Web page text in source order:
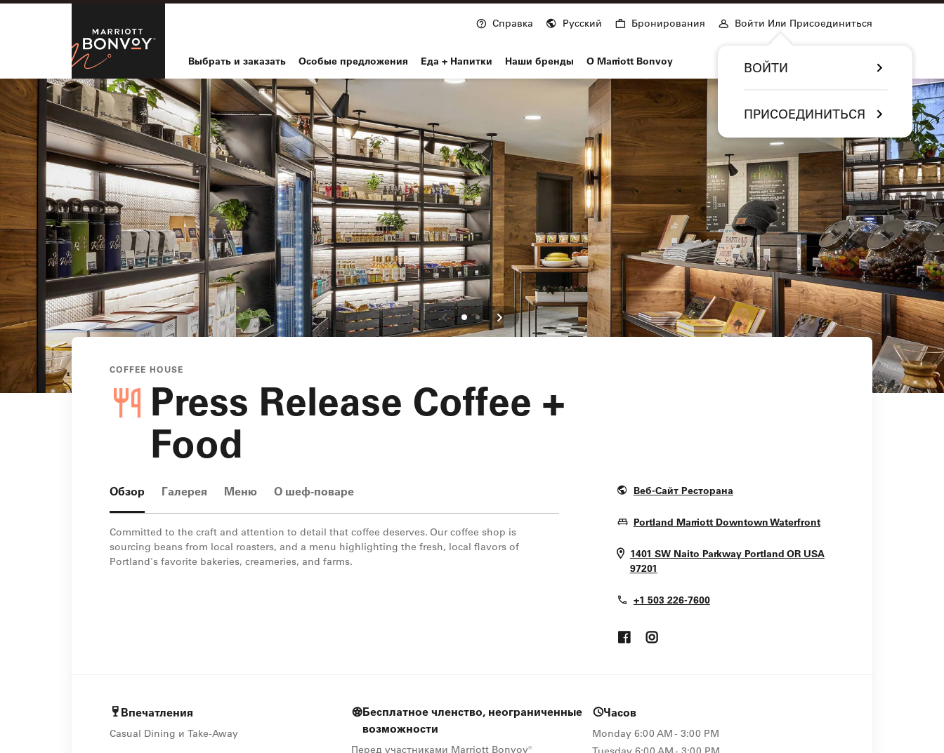
Skip to Content
Marriott Bonvoy
Справка Русский Бронирования Войти Или Присоединиться
ВОЙТИ
ПРИСОЕДИНИТЬСЯ
Выбрать и заказать Особые предложения Еда + Напитки Наши бренды О Marriott Bonvoy
COFFEE HOUSE
Press Release Coffee +
Food
Обзор Галерея Меню О шеф-поваре
Committed to the craft and attention to detail that coffee deserves. Our coffee shop is
sourcing beans from local roasters, and a menu highlighting the fresh, local flavors of
Portland's favorite bakeries, creameries, and farms.
Веб-Сайт РесторанаOpens In New Window
Portland Marriott Downtown WaterfrontOpens In New Window
1401 SW Naito Parkway Portland OR USA
97201
+1 503 226-7600
Opens In New Window
Opens In New Window
Впечатления
Casual Dining и Take-Away
Бесплатное членство, неограниченные
возможности
Перед участниками Marriott Bonvoy®
Часов
Monday 6:00 AM - 3:00 PM